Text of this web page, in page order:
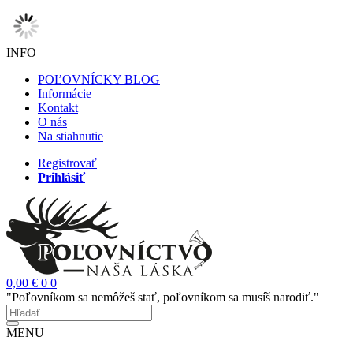
INFO
POĽOVNÍCKY BLOG
Informácie
Kontakt
O nás
Na stiahnutie
Registrovať
Prihlásiť
0,00 € 0 0
"Poľovníkom sa nemôžeš stať, poľovníkom sa musíš narodiť."
MENU